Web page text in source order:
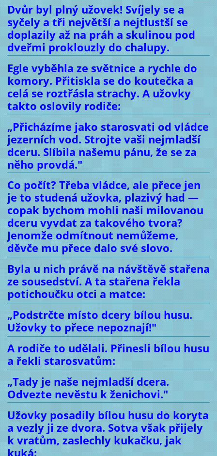
Dvůr byl plný užovek! Svíjely se a
syčely a tři největší a nejtlustší se
doplazily až na práh a skulinou pod
dveřmi proklouzly do chalupy.
Egle vyběhla ze světnice a rychle do
komory. Přitiskla se do koutečka a
celá se roztřásla strachy. A užovky
takto oslovily rodiče:
„Přicházíme jako starosvati od vládce
jezerních vod. Strojte vaši nejmladší
dceru. Slíbila našemu pánu, že se za
něho provdá."
Co počít? Třeba vládce, ale přece jen
je to studená užovka, plazivý had —
copak bychom mohli naši milovanou
dceru vyvdat za takového tvora?
Jenomže odmítnout nemůžeme,
děvče mu přece dalo své slovo.
Byla u nich právě na návštěvě stařena
ze sousedství. A ta stařena řekla
potichoučku otci a matce:
„Podstrčte místo dcery bílou husu.
Užovky to přece nepoznají!"
A rodiče to udělali. Přinesli bílou husu
a řekli starosvatům:
„Tady je naše nejmladší dcera.
Odvezte nevěstu k ženichovi."
Užovky posadily bílou husu do koryta
a vezly ji ze dvora. Sotva však přijely
k vratům, zaslechly kukačku, jak
kuká: